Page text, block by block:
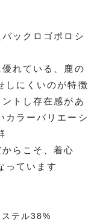
ックロゴポロシ
れている、鹿の
しにくいのが特徴
トし存在感があ
カラーバリエーシ
らこそ、着心
っています
テル38%